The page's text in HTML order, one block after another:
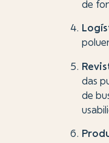
de
das
de